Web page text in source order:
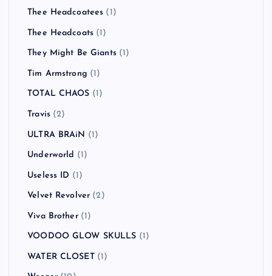
Thee Headcoatees (1)
Thee Headcoats (1)
They Might Be Giants(1)
Tim Armstrong (1)
TOTAL CHAOS (1)
Travis(2)
ULTRA BRAiN (1)
Underworld (1)
Useless ID (1)
Velvet Revolver (2)
Viva Brother(1)
VOODOO GLOW SKULLS (1)
WATER CLOSET(1)